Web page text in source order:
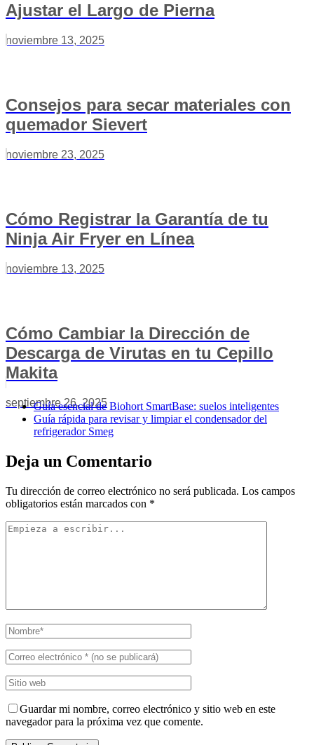
Ajustar el Largo de Pierna
noviembre 13, 2025
Consejos para secar materiales con
quemador Sievert
noviembre 23, 2025
Cómo Registrar la Garantía de tu
Ninja Air Fryer en Línea
noviembre 13, 2025
Cómo Cambiar la Dirección de
Descarga de Virutas en tu Cepillo
Makita
septiembre 26, 2025
Guía esencial de Biohort SmartBase: suelos inteligentes
Guía rápida para revisar y limpiar el condensador del
refrigerador Smeg
Deja un Comentario
Tu dirección de correo electrónico no será publicada. Los campos
obligatorios están marcados con *
Guardar mi nombre, correo electrónico y sitio web en este
navegador para la próxima vez que comente.